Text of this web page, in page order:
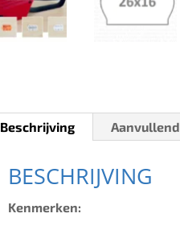
Beschrijving
BESCHRIJVING
Kenmerken: